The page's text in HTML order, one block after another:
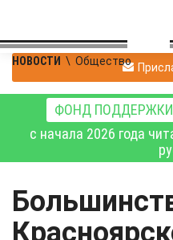
НОВОСТИ \ Общество
ФОНД ПОДДЕРЖКИ
с начала 2026 года